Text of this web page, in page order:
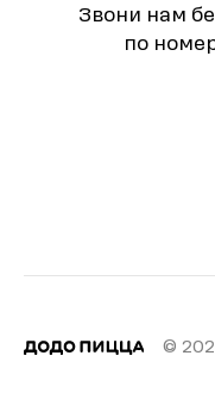
Звони нам
по
©